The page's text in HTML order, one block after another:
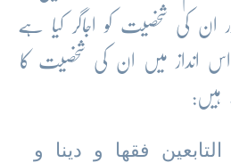
ان کی شخصیت کو اجاگر کیا ہے
انداز میں ان کی شخصیت کا
ہیں:
فقھا و دینا و